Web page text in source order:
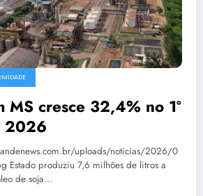
MS cresce 32,4% no 1º
2026
uploads/noticias/2026/0
Estado produziu 7,6 milhões de litros a
de soja…